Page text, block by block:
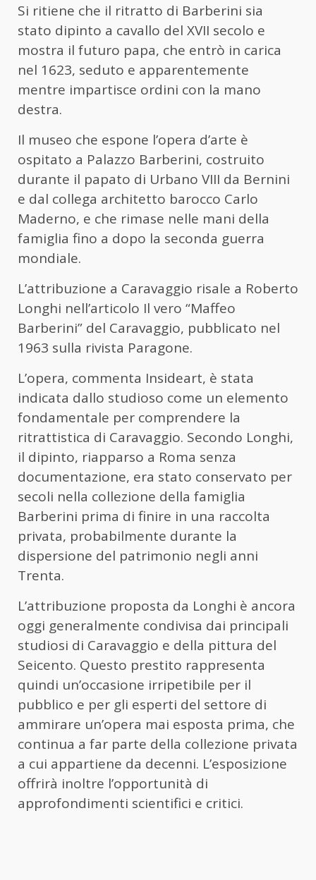
Si ritiene che il ritratto di Barberini sia
stato dipinto a cavallo del XVII secolo e
mostra il futuro papa, che entrò in carica
nel 1623, seduto e apparentemente
mentre impartisce ordini con la mano
destra.
Il museo che espone l’opera d’arte è
ospitato a Palazzo Barberini, costruito
durante il papato di Urbano VIII da Bernini
e dal collega architetto barocco Carlo
Maderno, e che rimase nelle mani della
famiglia fino a dopo la seconda guerra
mondiale.
L’attribuzione a Caravaggio risale a Roberto
Longhi nell’articolo Il vero “Maffeo
Barberini” del Caravaggio, pubblicato nel
1963 sulla rivista Paragone.
L’opera, commenta Insideart, è stata
indicata dallo studioso come un elemento
fondamentale per comprendere la
ritrattistica di Caravaggio. Secondo Longhi,
il dipinto, riapparso a Roma senza
documentazione, era stato conservato per
secoli nella collezione della famiglia
Barberini prima di finire in una raccolta
privata, probabilmente durante la
dispersione del patrimonio negli anni
Trenta.
L’attribuzione proposta da Longhi è ancora
oggi generalmente condivisa dai principali
studiosi di Caravaggio e della pittura del
Seicento. Questo prestito rappresenta
quindi un’occasione irripetibile per il
pubblico e per gli esperti del settore di
ammirare un’opera mai esposta prima, che
continua a far parte della collezione privata
a cui appartiene da decenni. L’esposizione
offrirà inoltre l’opportunità di
approfondimenti scientifici e critici.